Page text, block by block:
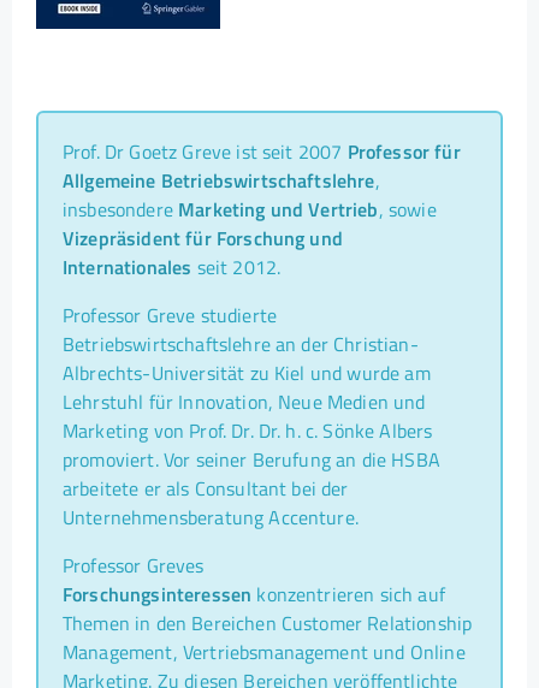
Prof. Dr Goetz Greve ist seit 2007 Professor für
Allgemeine Betriebswirtschaftslehre,
insbesondere Marketing und Vertrieb, sowie
Vizepräsident für Forschung und
Internationales seit 2012.
Professor Greve studierte
Betriebswirtschaftslehre an der Christian-
Albrechts-Universität zu Kiel und wurde am
Lehrstuhl für Innovation, Neue Medien und
Marketing von Prof. Dr. Dr. h. c. Sönke Albers
promoviert. Vor seiner Berufung an die HSBA
arbeitete er als Consultant bei der
Unternehmensberatung Accenture.
Professor Greves
Forschungsinteressen konzentrieren sich auf
Themen in den Bereichen Customer Relationship
Management, Vertriebsmanagement und Online
Marketing. Zu diesen Bereichen veröffentlichte